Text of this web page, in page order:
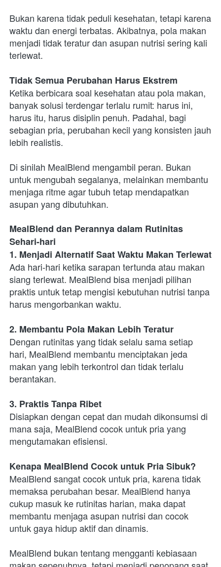
Bukan karena tidak peduli kesehatan, tetapi karena
waktu dan energi terbatas. Akibatnya, pola makan
menjadi tidak teratur dan asupan nutrisi sering kali
terlewat.
Tidak Semua Perubahan Harus Ekstrem
Ketika berbicara soal kesehatan atau pola makan,
banyak solusi terdengar terlalu rumit: harus ini,
harus itu, harus disiplin penuh. Padahal, bagi
sebagian pria, perubahan kecil yang konsisten jauh
lebih realistis.
Di sinilah MealBlend mengambil peran. Bukan
untuk mengubah segalanya, melainkan membantu
menjaga ritme agar tubuh tetap mendapatkan
asupan yang dibutuhkan.
MealBlend dan Perannya dalam Rutinitas
Sehari-hari
1. Menjadi Alternatif Saat Waktu Makan Terlewat
Ada hari-hari ketika sarapan tertunda atau makan
siang terlewat. MealBlend bisa menjadi pilihan
praktis untuk tetap mengisi kebutuhan nutrisi tanpa
harus mengorbankan waktu.
2. Membantu Pola Makan Lebih Teratur
Dengan rutinitas yang tidak selalu sama setiap
hari, MealBlend membantu menciptakan jeda
makan yang lebih terkontrol dan tidak terlalu
berantakan.
3. Praktis Tanpa Ribet
Disiapkan dengan cepat dan mudah dikonsumsi di
mana saja, MealBlend cocok untuk pria yang
mengutamakan efisiensi.
Kenapa MealBlend Cocok untuk Pria Sibuk?
MealBlend sangat cocok untuk pria, karena tidak
memaksa perubahan besar. MealBlend hanya
cukup masuk ke rutinitas harian, maka dapat
membantu menjaga asupan nutrisi dan cocok
untuk gaya hidup aktif dan dinamis.
MealBlend bukan tentang mengganti kebiasaan